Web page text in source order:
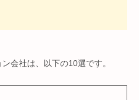
会社は、以下の10選です。